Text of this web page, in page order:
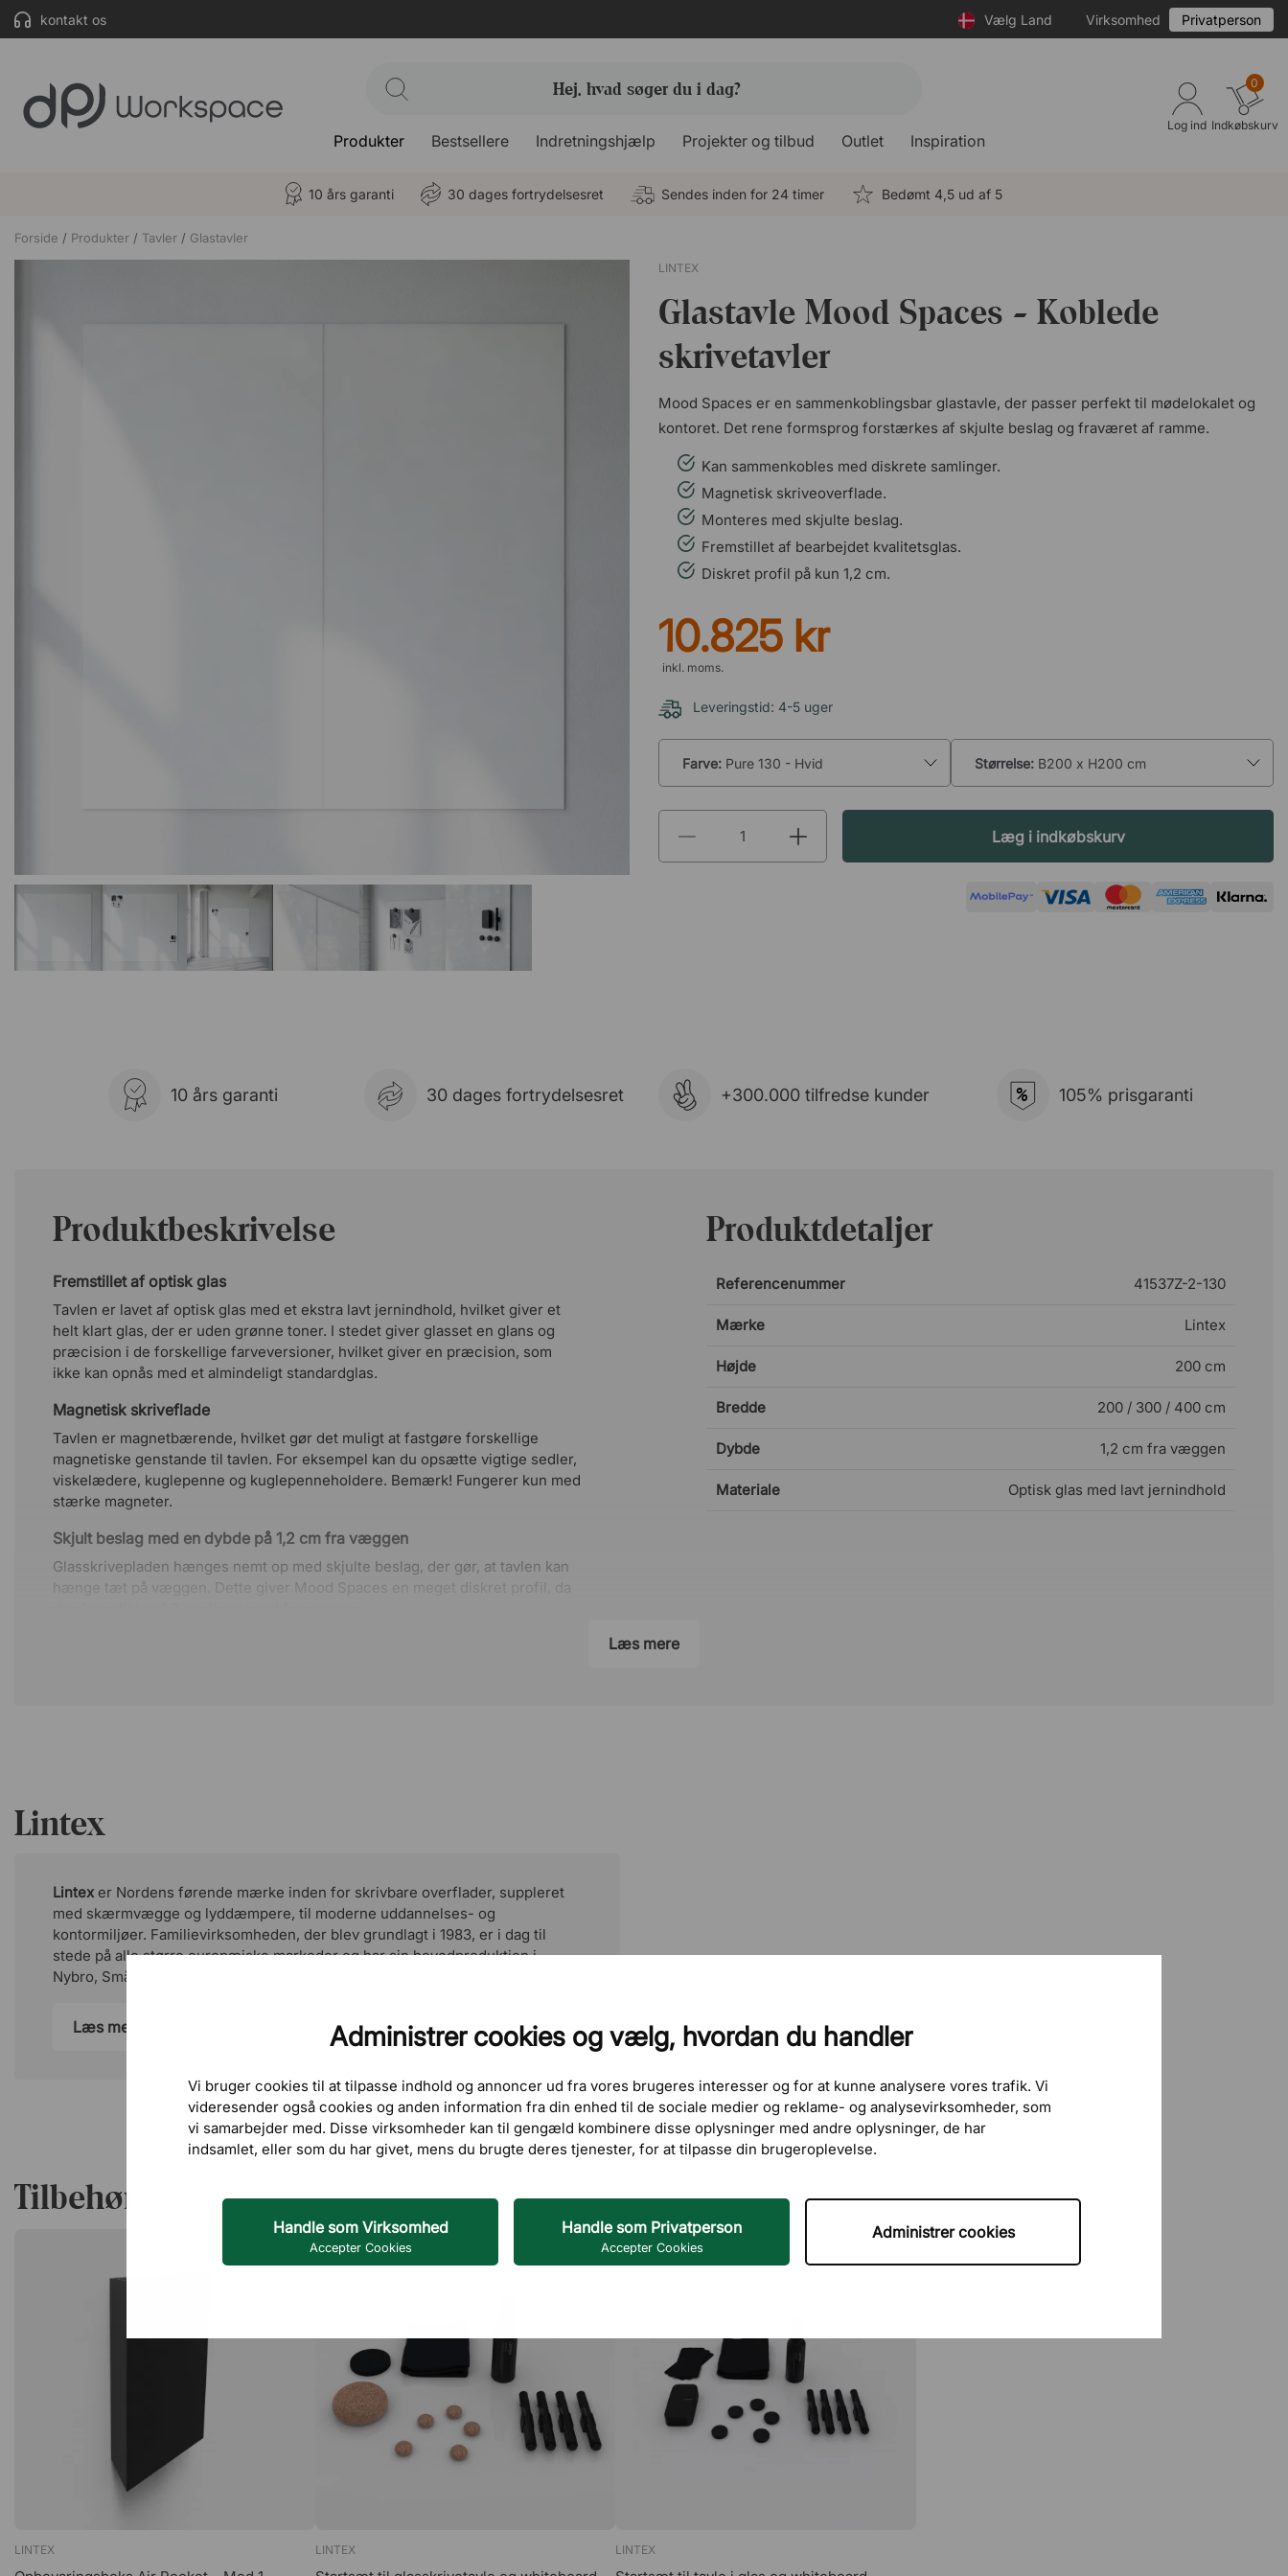
Administrer cookies og vælg, hvordan du handler
Vi bruger cookies til at tilpasse indhold og annoncer ud fra vores brugeres interesser og for at kunne analysere vores trafik. Vi
videresender også cookies og anden information fra din enhed til de sociale medier og reklame- og analysevirksomheder, som
vi samarbejder med. Disse virksomheder kan til gengæld kombinere disse oplysninger med andre oplysninger, de har
indsamlet, eller som du har givet, mens du brugte deres tjenester, for at tilpasse din brugeroplevelse.
Handle som Virksomhed
Accepter Cookies
Handle som Privatperson
Accepter Cookies
Administrer cookies
kontakt os Vælg Land Virksomhed Privatperson
Produkter Bestsellere Indretningshjælp Projekter og tilbud Outlet Inspiration
Log ind
0
Indkøbskurv
10 års garanti 30 dages fortrydelsesret Sendes inden for 24 timer Bedømt 4,5 ud af 5
Forside Produkter Tavler Glastavler
LINTEX
Glastavle Mood Spaces - Koblede
skrivetavler
Mood Spaces er en sammenkoblingsbar glastavle, der passer perfekt til mødelokalet og
kontoret. Det rene formsprog forstærkes af skjulte beslag og fraværet af ramme.
Kan sammenkobles med diskrete samlinger.
Magnetisk skriveoverflade.
Monteres med skjulte beslag.
Fremstillet af bearbejdet kvalitetsglas.
Diskret profil på kun 1,2 cm.
10.825 kr
inkl. moms.
Leveringstid: 4-5 uger
Farve: Pure 130 - Hvid Størrelse: B200 x H200 cm
Læg i indkøbskurv
10 års garanti 30 dages fortrydelsesret +300.000 tilfredse kunder % 105% prisgaranti
Produktbeskrivelse
Fremstillet af optisk glas
Tavlen er lavet af optisk glas med et ekstra lavt jernindhold, hvilket giver et
helt klart glas, der er uden grønne toner. I stedet giver glasset en glans og
præcision i de forskellige farveversioner, hvilket giver en præcision, som
ikke kan opnås med et almindeligt standardglas.
Magnetisk skriveflade
Tavlen er magnetbærende, hvilket gør det muligt at fastgøre forskellige
magnetiske genstande til tavlen. For eksempel kan du opsætte vigtige sedler,
viskelædere, kuglepenne og kuglepenneholdere. Bemærk! Fungerer kun med
stærke magneter.
Skjult beslag med en dybde på 1,2 cm fra væggen
Glasskrivepladen hænges nemt op med skjulte beslag, der gør, at tavlen kan
hænge tæt på væggen. Dette giver Mood Spaces en meget diskret profil, da
Fair 550
Produktdetaljer
Referencenummer 41537Z-2-130
Mærke Lintex
Højde 200 cm
Bredde 200 / 300 / 400 cm
Dybde 1,2 cm fra væggen
Materiale Optisk glas med lavt jernindhold
Læs mere
Lintex
Lintexer Nordens førende mærke inden for skrivbare overflader, suppleret
med skærmvægge og lyddæmpere, til moderne uddannelses- og
kontormiljøer. Familievirksomheden, der blev grundlagt i 1983, er i dag til
stede på alle større europæiske markeder og har sin hovedproduktion i
Nybro, Småland.
Læs mere
Tilbehør
LINTEX LINTEX LINTEX